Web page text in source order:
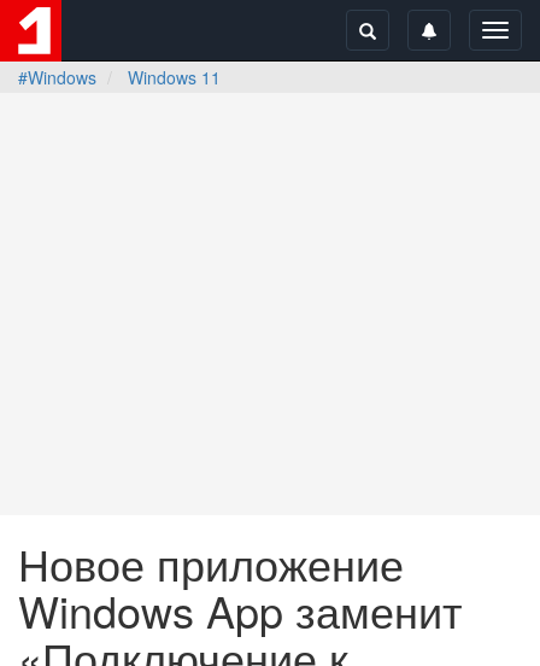
#Windows
Windows 11
Новое приложение
Windows App заменит